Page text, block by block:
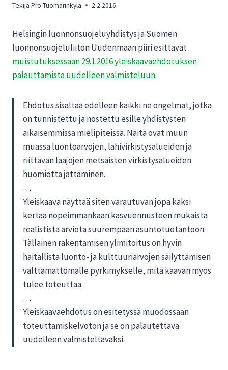
Tekijä Pro Tuomarinkylä 2.2.2016
Helsingin luonnonsuojeluyhdistys ja Suomen
luonnonsuojeluliiton Uudenmaan piiri esittävät
muistutuksessaan 29.1.2016 yleiskaavaehdotuksen
palauttamista uudelleen valmisteluun.
Ehdotus sisältää edelleen kaikki ne ongelmat, jotka
on tunnistettu ja nostettu esille yhdistysten
aikaisemmissa mielipiteissä. Näitä ovat muun
muassa luontoarvojen, lähivirkistysalueiden ja
riittävän laajojen metsäisten virkistysalueiden
huomiotta jättäminen.
…
Yleiskaava näyttää siten varautuvan jopa kaksi
kertaa nopeimmankaan kasvuennusteen mukaista
realistista arviota suurempaan asuntotuotantoon.
Tällainen rakentamisen ylimitoitus on hyvin
haitallista luonto- ja kulttuuriarvojen säilyttämisen
välttämättömälle pyrkimykselle, mitä kaavan myös
tulee toteuttaa.
…
Yleiskaavaehdotus on esitetyssä muodossaan
toteuttamiskelvoton ja se on palautettava
uudelleen valmisteltavaksi.